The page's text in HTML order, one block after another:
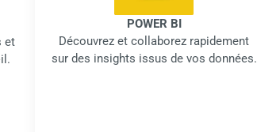
et
POWER BI
Découvrez et collaborez rapidement
sur des insights issus de vos données.